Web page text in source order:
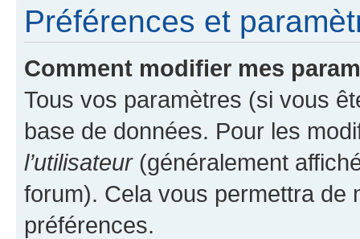
Préférences et
Comment modifier mes
Tous vos paramètres (si vous
base de données. Pour les
l’utilisateur(généralement
forum). Cela vous permettra de
préférences.